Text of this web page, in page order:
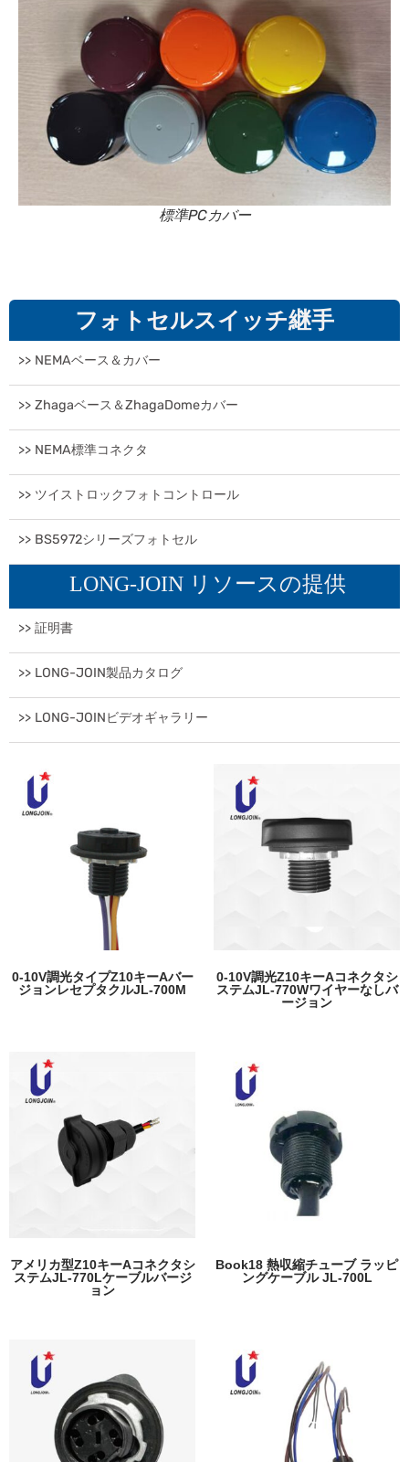
標準PCカバー
フォトセルスイッチ継手
>> NEMAベース＆カバー
>> Zhagaベース＆ZhagaDomeカバー
>> NEMA標準コネクタ
>> ツイストロックフォトコントロール
>> BS5972シリーズフォトセル
LONG-JOIN リソースの提供
>> 証明書
>> LONG-JOIN製品カタログ
>> LONG-JOINビデオギャラリー
0-10V調光タイプZ10キーAバー
ジョンレセプタクルJL-700M
0-10V調光Z10キーAコネクタシ
ステムJL-770Wワイヤーなしバ
ージョン
アメリカ型Z10キーAコネクタシ
ステムJL-770Lケーブルバージ
ョン
Book18 熱収縮チューブ ラッピ
ングケーブル JL-700L